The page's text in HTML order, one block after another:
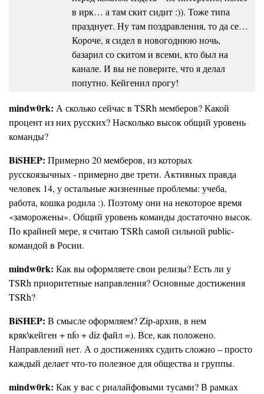
в ирк… а там скит сидит :)). Тоже типа
празднует. Ну там поздравления, то да се…
Короче, я сидел в новогоднюю ночь,
базарил со скитом и всеми, кто был на
канале. И вы не поверите, что я делал
попутно. Кейгенил прогу!
mindw0rk: А сколько сейчас в TSRh мемберов? Какой
процент из них русских? Насколько высок общий уровень
команды?
BiSHEP: Примерно 20 мемберов, из которых
русскоязычных - примерно две трети. Активных правда
человек 14, у остальные жизненные проблемы: учеба,
работа, кошка родила :). Поэтому они на некоторое время
«заморожены». Общий уровень команды достаточно высок.
По крайней мере, я считаю TSRh самой сильной public-
командой в Росии.
mindw0rk: Как вы оформляете свои релизы? Есть ли у
TSRh приоритетные направления? Основные достижения
TSRh?
BiSHEP: В смысле оформляем? Zip-архив, в нем
кряк\кейген + nfo + diz файл =). Все, как положено.
Направлений нет. А о достижениях судить сложно – просто
каждый делает что-то полезное для общества и группы.
mindw0rk: Как у вас с риалайфовыми тусами? В рамках